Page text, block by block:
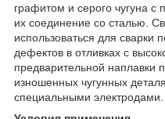
графитом и серого чугуна с
их соединение со сталью.
использоваться для сварки
дефектов в отливках с
предварительной наплавки
изношенных чугунных
специальными электродами.